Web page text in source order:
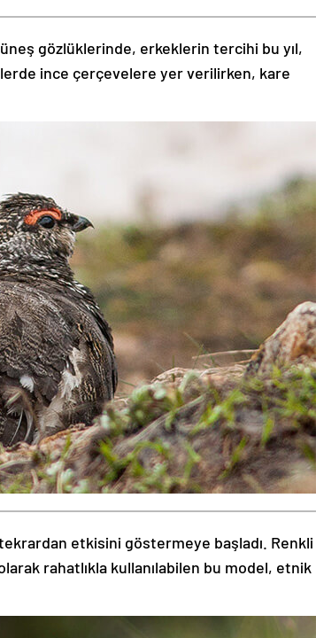
gözlüklerinde, erkeklerin tercihi bu yıl,
ince çerçevelere yer verilirken, kare
etkisini göstermeye başladı. Renkli
rahatlıkla kullanılabilen bu model, etnik